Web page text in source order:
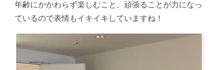
年齢にかかわらず楽しむこと、頑張ることが力になっ
ているので表情もイキイキしていますね！